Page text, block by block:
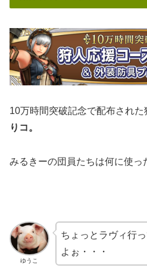
10万時間突破記念で配布され
りコ。
みるきーの団員たちは何に使っ
ゆうこ
ちょっとラヴィ行
よぉ・・・